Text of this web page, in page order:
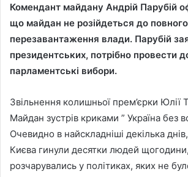
Комендант майдану Андрій Парубій
що майдан не розійдеться до повного
перезавантаження влади. Парубій
президентських, потрібно провести
парламентські вибори.
Звільнення колишньої прем’єрки Юлії
Майдан зустрів криками ” Україна без
Очевидно в найскладніші декілька
Києва гинули десятки людей
розчарувались у політиках, яких не